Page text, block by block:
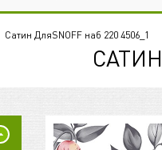
Сатин ДляSNOFF наб 220 4506_1